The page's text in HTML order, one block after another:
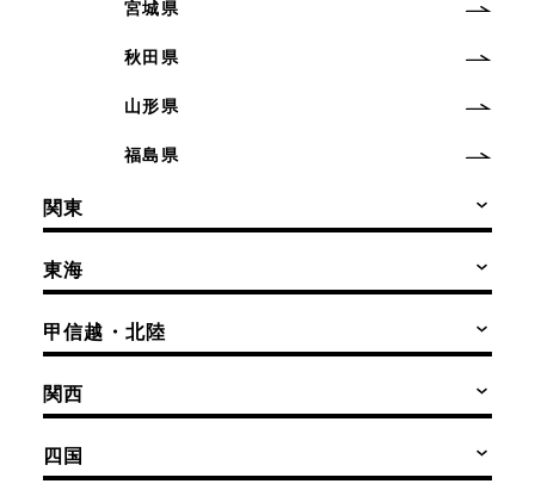
宮城県
秋田県
山形県
福島県
関東
東海
甲信越・北陸
関西
四国